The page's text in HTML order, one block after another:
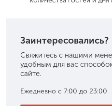
Заинтересовались?
Свяжитесь с нашими
удобным для вас
сайте.
Ежедневно с 7:00 до 23:00